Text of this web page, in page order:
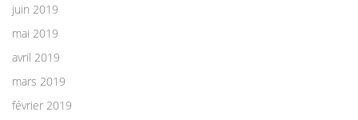
juin 2019
mai 2019
avril 2019
mars 2019
février 2019